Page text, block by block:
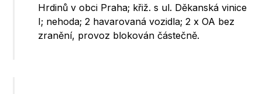
Hrdinů v obci Praha; křiž. s ul. Děkanská vinice
I; nehoda; 2 havarovaná vozidla; 2 x OA bez
zranění, provoz blokován částečně.